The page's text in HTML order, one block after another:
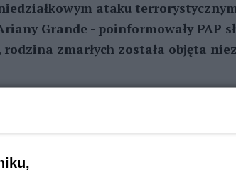
ataku
Grande - poinformowały PAP
zmarłych została objęta
brytyjskie służby potwierdziły, iż
znajduje się co najmniej